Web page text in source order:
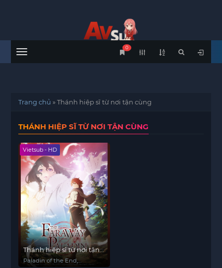
Menu
0
Trang chủ »Thánh hiệp sĩ từ nơi tận cùng
THÁNH HIỆP SĨ TỪ NƠI TẬN CÙNG
Vietsub - HD
Thánh hiệp sĩ từ nơi tận
cùng
Paladin of the End,